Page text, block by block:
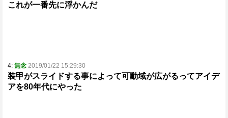
これが一番先に浮かんだ
4: 無念 2019/01/22 15:29:30
装甲がスライドする事によって可動域が広がるってアイデ
アを80年代にやった